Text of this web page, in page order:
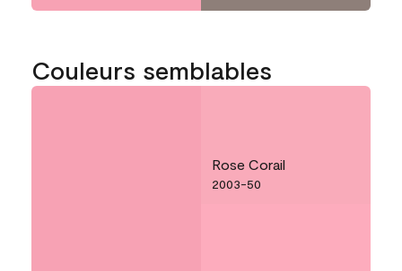
Couleurs semblables
Rose Corail
2003-50